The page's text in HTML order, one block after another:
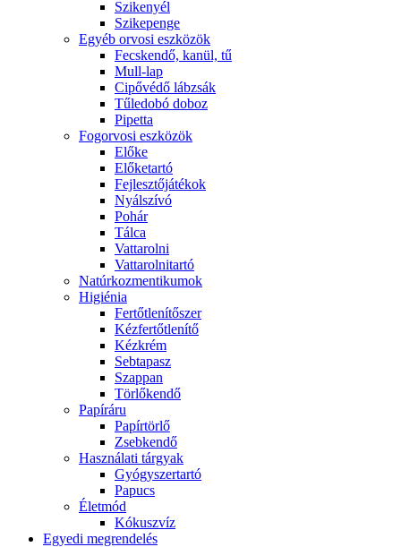
Szikenyél
Szikepenge
Egyéb orvosi eszközök
Fecskendő, kanül, tű
Mull-lap
Cipővédő lábzsák
Tűledobó doboz
Pipetta
Fogorvosi eszközök
Előke
Előketartó
Fejlesztőjátékok
Nyálszívó
Pohár
Tálca
Vattarolni
Vattarolnitartó
Natúrkozmentikumok
Higiénia
Fertőtlenítőszer
Kézfertőtlenítő
Kézkrém
Sebtapasz
Szappan
Törlőkendő
Papíráru
Papírtörlő
Zsebkendő
Használati tárgyak
Gyógyszertartó
Papucs
Életmód
Kókuszvíz
Egyedi megrendelés